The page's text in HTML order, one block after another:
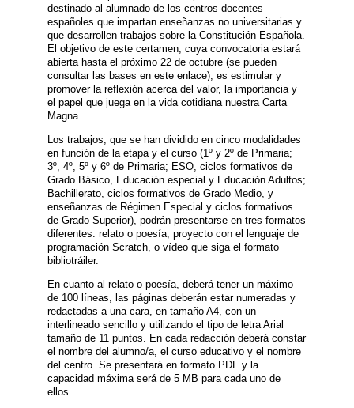
destinado al alumnado de los centros docentes
españoles que impartan enseñanzas no universitarias y
que desarrollen trabajos sobre la Constitución Española.
El objetivo de este certamen, cuya convocatoria estará
abierta hasta el próximo 22 de octubre (se pueden
consultar las bases en este enlace), es estimular y
promover la reflexión acerca del valor, la importancia y
el papel que juega en la vida cotidiana nuestra Carta
Magna.
Los trabajos, que se han dividido en cinco modalidades
en función de la etapa y el curso (1º y 2º de Primaria;
3º, 4º, 5º y 6º de Primaria; ESO, ciclos formativos de
Grado Básico, Educación especial y Educación Adultos;
Bachillerato, ciclos formativos de Grado Medio, y
enseñanzas de Régimen Especial y ciclos formativos
de Grado Superior), podrán presentarse en tres formatos
diferentes: relato o poesía, proyecto con el lenguaje de
programación Scratch, o vídeo que siga el formato
bibliotráiler.
En cuanto al relato o poesía, deberá tener un máximo
de 100 líneas, las páginas deberán estar numeradas y
redactadas a una cara, en tamaño A4, con un
interlineado sencillo y utilizando el tipo de letra Arial
tamaño de 11 puntos. En cada redacción deberá constar
el nombre del alumno/a, el curso educativo y el nombre
del centro. Se presentará en formato PDF y la
capacidad máxima será de 5 MB para cada uno de
ellos.